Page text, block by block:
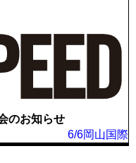
のお知らせ
6/6岡山国際